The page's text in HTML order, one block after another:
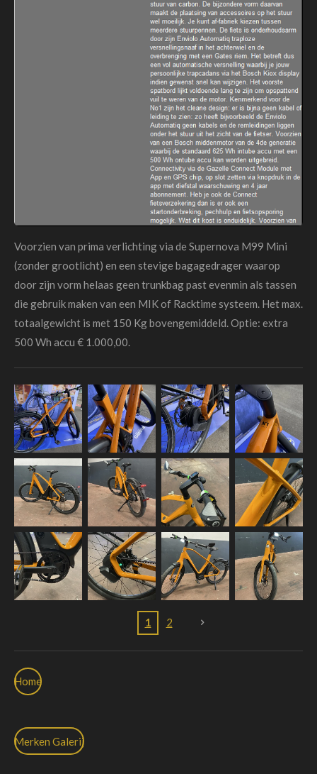
Voorzien van prima verlichting via de Supernova M99 Mini
(zonder grootlicht) en een stevige bagagedrager waarop
door zijn vorm helaas geen trunkbag past evenmin als tassen
die gebruik maken van een MIK of Racktime systeem. Het max.
totaalgewicht is met 150 Kg bovengemiddeld. Optie: extra
500 Wh accu € 1.000,00.
1 2
Home
Merken Galerij